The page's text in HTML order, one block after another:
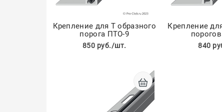
Крепление для Т образного
порога ПТО-9
850 руб./шт.
Крепление
840